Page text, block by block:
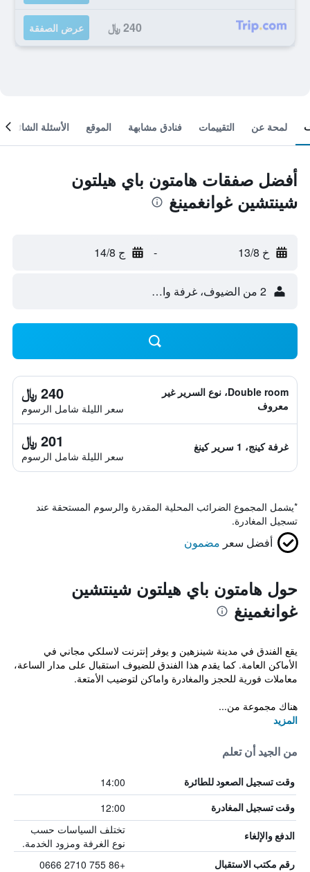
240 ﷼ عرض الصفقة
لمحة عن التقييمات فنادق مشابهة الموقع الأسئلة الشائعة
أفضل صفقات هامتون باي هيلتون
شينتشين غوانغمينغ
خ 13/8 - ج 14/8
2 من الضيوف، غرفة واحدة
Double room، نوع السرير غير
معروف
240 ﷼
سعر الليلة شامل الرسوم
غرفة كينج، 1 سرير كينغ 201 ﷼
سعر الليلة شامل الرسوم
*يشمل المجموع الضرائب المحلية المقدرة والرسوم المستحقة عند
تسجيل المغادرة.
أفضل سعر مضمون
حول هامتون باي هيلتون شينتشين
غوانغمينغ
يقع الفندق في مدينة شينزهين و يوفر إنترنت لاسلكي مجاني في
الأماكن العامة. كما يقدم هذا الفندق للضيوف استقبال على مدار الساعة،
معاملات فورية للحجز والمغادرة واماكن لتوضيب الأمتعة.
هناك مجموعة من...
المزيد
من الجيد أن تعلم
وقت تسجيل الصعود للطائرة 14:00
وقت تسجيل المغادرة 12:00
الدفع والإلغاء
تختلف السياسات حسب
نوع الغرفة ومزود الخدمة.
رقم مكتب الاستقبال +86 755 2710 0666